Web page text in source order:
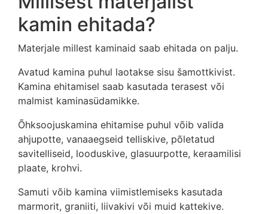
kamin ehitada?
Materjale millest kaminaid saab ehitada on palju.
Avatud kamina puhul laotakse sisu šamottkivist.
Kamina ehitamisel saab kasutada terasest või
malmist kaminasüdamikke.
Õhksoojuskamina ehitamise puhul võib valida
ahjupotte, vanaaegseid telliskive, põletatud
savitelliseid, looduskive, glasuurpotte, keraamilisi
plaate, krohvi.
Samuti võib kamina viimistlemiseks kasutada
marmorit, graniiti, liivakivi või muid kattekive.